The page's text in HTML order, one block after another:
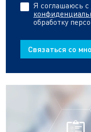
Я соглашаюсь с
обработку
Связаться со